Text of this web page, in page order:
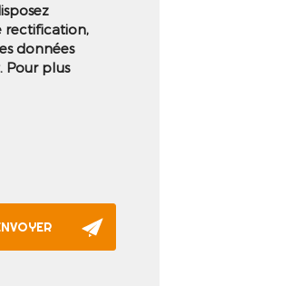
rectification,
données
Pour plus